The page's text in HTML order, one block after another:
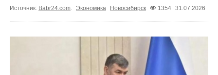
Источник: Babr24.com. Экономика Новосибирск 1354 31.07.2026